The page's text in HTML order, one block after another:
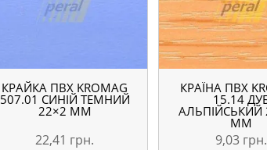
КРАЙКА ПВХ KROMAG
507.01 СИНІЙ ТЕМНИЙ
22×2 ММ
22,41 грн.
КРАЇНА ПВХ
15.14
АЛЬПІЙСЬКИЙ
ММ
9,03 грн.